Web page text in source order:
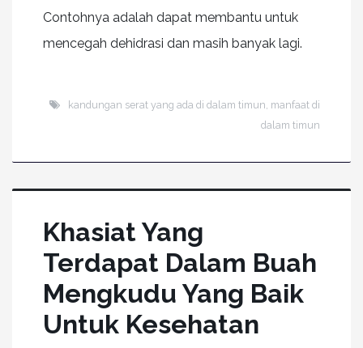
Contohnya adalah dapat membantu untuk
mencegah dehidrasi dan masih banyak lagi.
kandungan serat yang ada di dalam timun manfaat di
dalam timun
Khasiat Yang
Terdapat Dalam Buah
Mengkudu Yang Baik
Untuk Kesehatan